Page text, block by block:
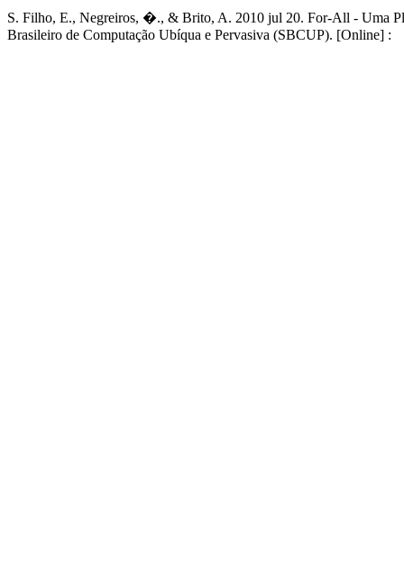
S. Filho, E., Negreiros, �., & Brito, A. 2010 jul 20. For-All - Uma
Brasileiro de Computação Ubíqua e Pervasiva (SBCUP). [Online] :